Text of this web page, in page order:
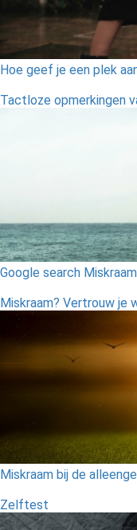
Hoe geef je een plek
Tactloze opmerkingen
Google search
Miskraam? Vertrouw je
Miskraam bij de
Zelftest